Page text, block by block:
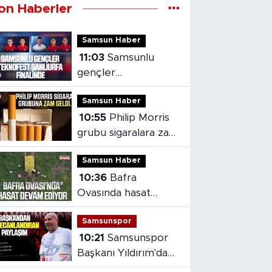
Haberler
Samsun Haber
11:03 Samsunlu
gençler
TEKNOFEST
Şanlıurfa finalinde
Samsun Haber
10:55
grubu sigaralara zam
geldi
Samsun Haber
10:36
Ovasında hasat
devam ediyor
Samsunspor
10:21 Samsunspor
Başkanı Yıldırım'dan
heyecanlandıran